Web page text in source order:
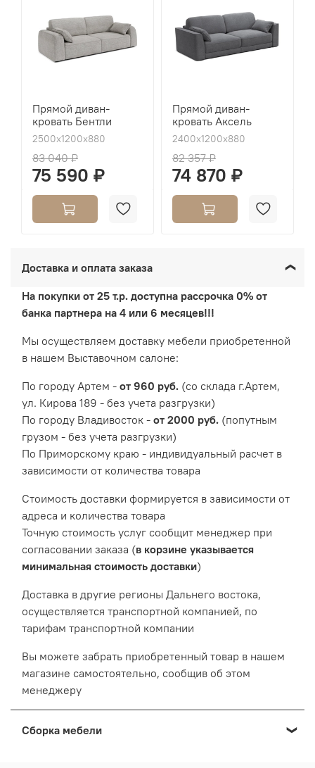
Прямой диван-
кровать Бентли
2500х1200х880
83 040 ₽
75 590 ₽
Прямой диван-
кровать Аксель
2400х1200х880
82 357 ₽
74 870 ₽
Доставка и оплата заказа
На покупки от 25 т.р. доступна рассрочка 0% от
банка партнера на 4 или 6 месяцев!!!
Мы осуществляем доставку мебели приобретенной
в нашем Выставочном салоне:
По городу Артем - от 960 руб. (со склада г.Артем,
ул. Кирова 189 - без учета разгрузки)
По городу Владивосток - от 2000 руб. (попутным
грузом - без учета разгрузки)
По Приморскому краю - индивидуальный расчет в
зависимости от количества товара
Cтоимость доставки формируется в зависимости от
адреса и количества товара
Точную стоимость услуг сообщит менеджер при
согласовании заказа (в корзине указывается
минимальная стоимость доставки)
Доставка в другие регионы Дальнего востока,
осуществляется транспортной компанией, по
тарифам транспортной компании
Вы можете забрать приобретенный товар в нашем
магазине самостоятельно, сообщив об этом
менеджеру
Сборка мебели